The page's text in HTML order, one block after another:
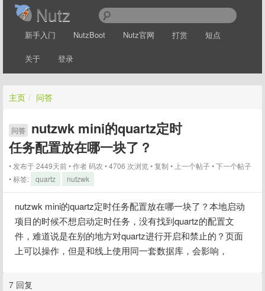
Nutz
新手入门 NutzBoot Nutz官网 打赏 短点
关于 登录
主页 / 问答
问答
nutzwk mini的quartz定时
任务配置放在哪一块了？
发布于 2449天前 作者码农 4706 次浏览 复制 上一个帖子 下一个帖子
标签:
quartz nutzwk
nutzwk mini的quartz定时任务配置放在哪一块了？本地启动
项目的时候不想启动定时任务，没有找到quartz的配置文
件，难道说是在别的地方对quartz进行开启和禁止的？页面
上可以操作，但是和线上使用同一套数据库，会影响，
7 回复